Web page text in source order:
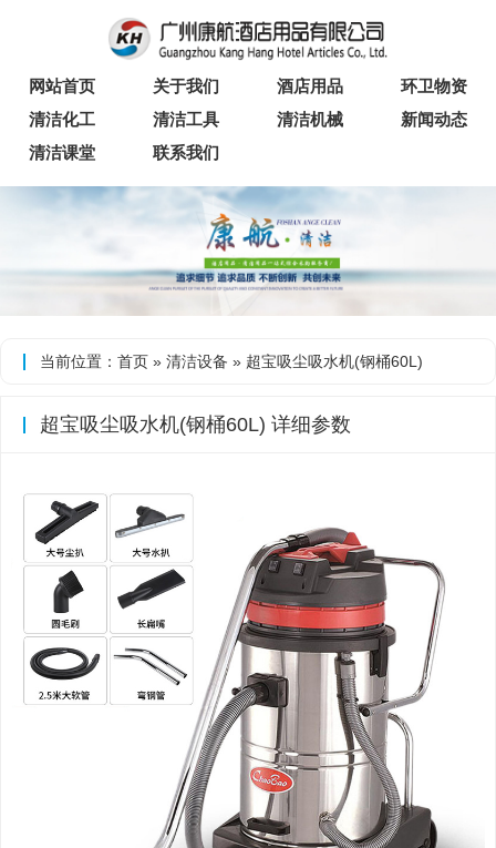
网站首页 关于我们 酒店用品
环卫物资
清洁化工
清洁工具 清洁机械
新闻动态
清洁课堂
联系我们
当前位置： 首页 » 清洁设备 » 超宝吸尘吸水机(钢桶60L)
超宝吸尘吸水机(钢桶60L) 详细参数